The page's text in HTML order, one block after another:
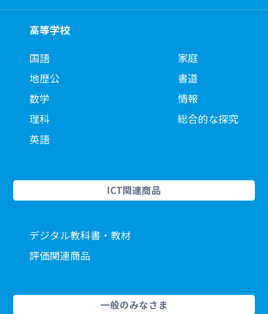
高等学校
国語
地歴公
数学
理科
英語
家庭
書道
情報
総合的な探究
ICT関連商品
デジタル教科書・教材
評価関連商品
一般のみなさま